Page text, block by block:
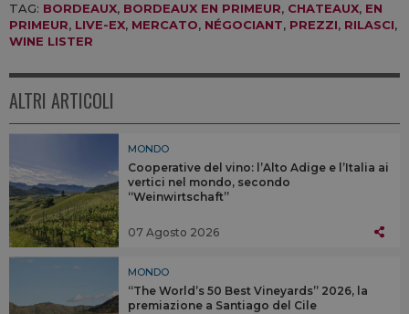
TAG: BORDEAUX, BORDEAUX EN PRIMEUR, CHATEAUX, EN
PRIMEUR, LIVE-EX, MERCATO, NÉGOCIANT, PREZZI, RILASCI,
WINE LISTER
ALTRI ARTICOLI
MONDO
Cooperative del vino: l’Alto Adige e l’Italia ai
vertici nel mondo, secondo
“Weinwirtschaft”
07 Agosto 2026
MONDO
“The World’s 50 Best Vineyards” 2026, la
premiazione a Santiago del Cile